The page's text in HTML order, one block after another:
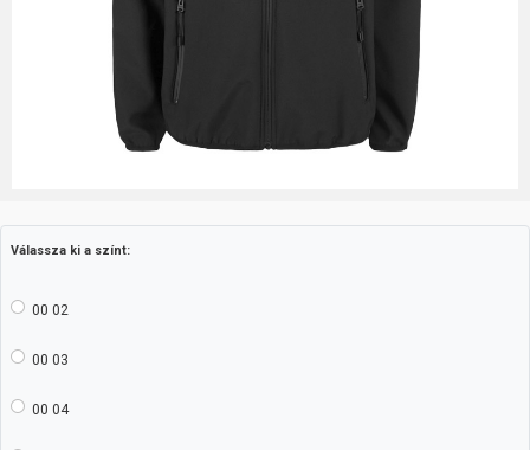
Válassza ki a színt:
00 02
00 03
00 04